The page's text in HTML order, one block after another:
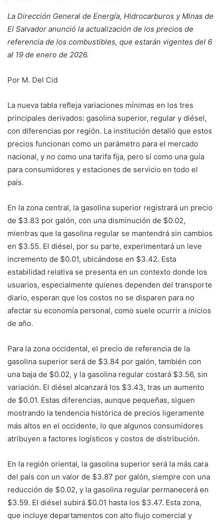
La Dirección General de Energía, Hidrocarburos y Minas de
El Salvador anunció la actualización de los precios de
referencia de los combustibles, que estarán vigentes del 6
al 19 de enero de 2026.
Por M. Del Cid
La nueva tabla refleja variaciones mínimas en los tres
principales derivados: gasolina superior, regular y diésel,
con diferencias por región. La institución detalló que estos
precios funcionan como un parámetro para el mercado
nacional, y no como una tarifa fija, pero sí como una guía
para consumidores y estaciones de servicio en todo el
país.
En la zona central, la gasolina superior registrará un precio
de $3.83 por galón, con una disminución de $0.02,
mientras que la gasolina regular se mantendrá sin cambios
en $3.55. El diésel, por su parte, experimentará un leve
incremento de $0.01, ubicándose en $3.42. Esta
estabilidad relativa se presenta en un contexto donde los
usuarios, especialmente quienes dependen del transporte
diario, esperan que los costos no se disparen para no
afectar su economía personal, como suele ocurrir a inicios
de año.
Para la zona occidental, el precio de referencia de la
gasolina superior será de $3.84 por galón, también con
una baja de $0.02, y la gasolina regular costará $3.56, sin
variación. El diésel alcanzará los $3.43, tras un aumento
de $0.01. Estas diferencias, aunque pequeñas, siguen
mostrando la tendencia histórica de precios ligeramente
más altos en el occidente, lo que algunos consumidores
atribuyen a factores logísticos y costos de distribución.
En la región oriental, la gasolina superior será la más cara
del país con un valor de $3.87 por galón, siempre con una
reducción de $0.02, y la gasolina regular permanecerá en
$3.59. El diésel subirá $0.01 hasta los $3.47. Esta zona,
que incluye departamentos con alto flujo comercial y